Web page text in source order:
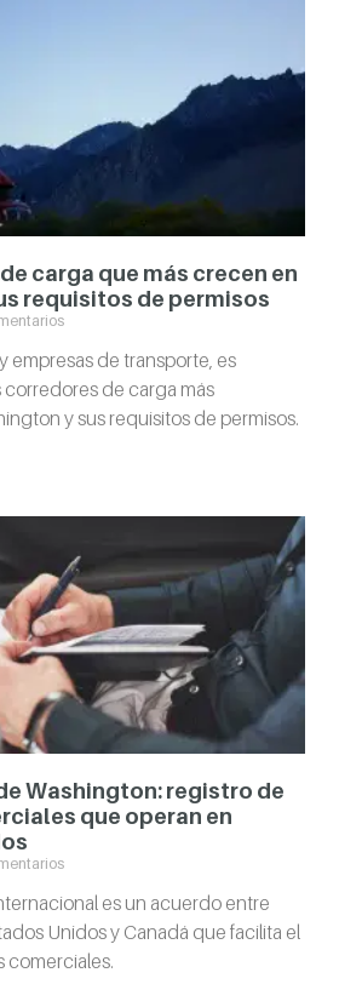
carga que más crecen en
requisitos de permisos
empresas de transporte, es
de carga más
y sus requisitos de permisos.
Washington: registro de
que operan en
es un acuerdo entre
Unidos y Canadá que facilita el
comerciales.